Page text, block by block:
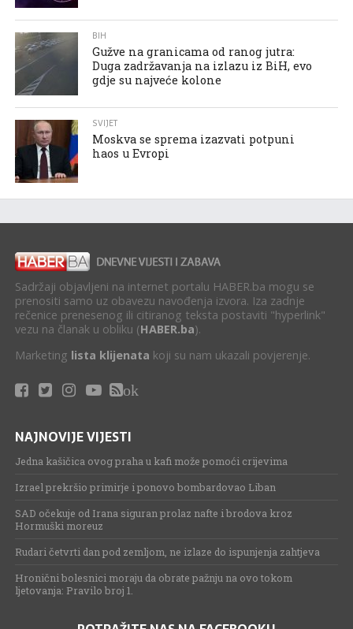
BIH
Gužve na granicama od ranog jutra:
Duga zadržavanja na izlazu iz BiH, evo
gdje su najveće kolone
SVIJET
Moskva se sprema izazvati potpuni
haos u Evropi
Sadržaji objavljeni na internet portalu HABER.ba mogu se
prenositi samo uz obavezu navođenja izvora. Iza zadnje
rečenice prenesenog ili citiranog teksta postaviti "hyperlink"
vezu na članak u obliku (HABER.ba).
Marketing lista klijenata koji su nam ukazali povjerenje.
ok
NAJNOVIJE VIJESTI
Jedna kašičica ovog praha u kafi može pomoći crijevima
Izrael prekršio primirje i ponovo bombardovao Liban
SAD očekuje od Irana siguran prolaz nafte i brodova kroz
Hormuški moreuz
Rudari četvrti dan pod zemljom, ne izlaze do ispunjenja zahtjeva
Hronični bolesnici moraju da obrate pažnju na ovo tokom
ljetovanja: Pravilo broj 1.